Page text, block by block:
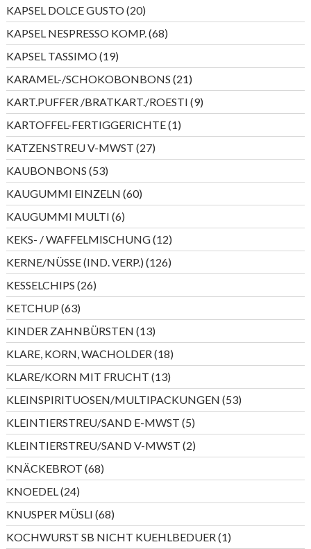
KAPSEL DOLCE GUSTO 2020
Produkte
KAPSEL NESPRESSO KOMP. 6868
Produkte
KAPSEL TASSIMO 1919
Produkte
KARAMEL-/SCHOKOBONBONS 2121
Produkte
KART.PUFFER /BRATKART./ROESTI 99
Produkte
KARTOFFEL-FERTIGGERICHTE 11
Produkt
KATZENSTREU V-MWST 2727
Produkte
KAUBONBONS 5353
Produkte
KAUGUMMI EINZELN 6060
Produkte
KAUGUMMI MULTI 66
Produkte
KEKS- / WAFFELMISCHUNG 1212
Produkte
KERNE/NÜSSE (IND. VERP.) 126126
Produkte
KESSELCHIPS 2626
Produkte
KETCHUP 6363
Produkte
KINDER ZAHNBÜRSTEN 1313
Produkte
KLARE, KORN, WACHOLDER 1818
Produkte
KLARE/KORN MIT FRUCHT 1313
Produkte
KLEINSPIRITUOSEN/MULTIPACKUNGEN 5353
Produkte
KLEINTIERSTREU/SAND E-MWST 55
Produkte
KLEINTIERSTREU/SAND V-MWST 22
Produkte
KNÄCKEBROT 6868
Produkte
KNOEDEL 2424
Produkte
KNUSPER MÜSLI 6868
Produkte
KOCHWURST SB NICHT KUEHLBEDUER 11